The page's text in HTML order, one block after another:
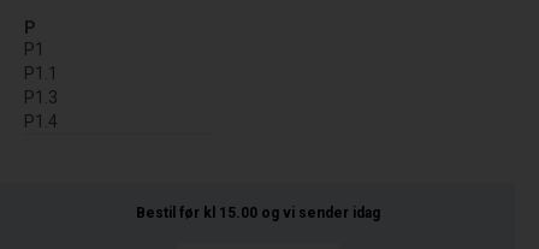
P
P1
P1.1
P1.3
P1.4
Bestil før kl 15.00 og vi sender idag